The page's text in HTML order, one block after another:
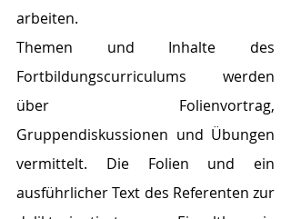
arbeiten.
Themen und Inhalte des
Fortbildungscurriculums werden
über Folienvortrag,
Gruppendiskussionen und Übungen
vermittelt. Die Folien und ein
ausführlicher Text des Referenten zur